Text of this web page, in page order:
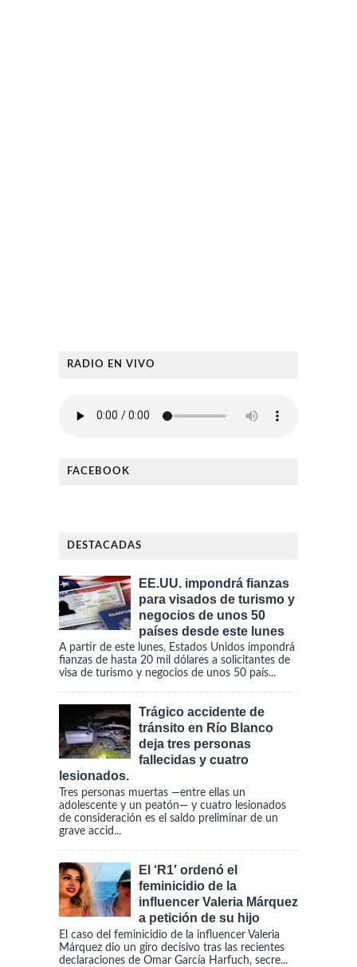
RADIO EN VIVO
FACEBOOK
DESTACADAS
EE.UU. impondrá fianzas
para visados de turismo y
negocios de unos 50
países desde este lunes
A partir de este lunes, Estados Unidos impondrá
fianzas de hasta 20 mil dólares a solicitantes de
visa de turismo y negocios de unos 50 país...
Trágico accidente de
tránsito en Río Blanco
deja tres personas
fallecidas y cuatro
lesionados.
Tres personas muertas —entre ellas un
adolescente y un peatón— y cuatro lesionados
de consideración es el saldo preliminar de un
grave accid...
El ‘R1′ ordenó el
feminicidio de la
influencer Valeria Márquez
a petición de su hijo
El caso del feminicidio de la influencer Valeria
Márquez dio un giro decisivo tras las recientes
declaraciones de Omar García Harfuch, secre...